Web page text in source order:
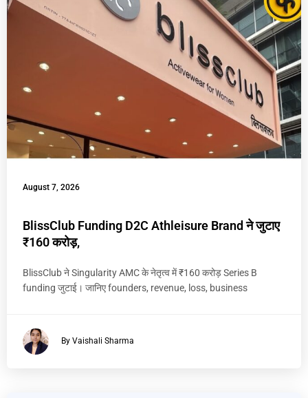
August 7, 2026
BlissClub Funding D2C Athleisure Brand ने जुटाए
₹160 करोड़,
BlissClub ने Singularity AMC के नेतृत्व में ₹160 करोड़ Series B
funding जुटाई। जानिए founders, revenue, loss, business
By Vaishali Sharma